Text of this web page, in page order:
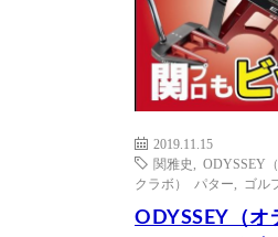
2019.11.15
関雅史
ODYSSEY
クラボ） パター
ゴル
ODYSSEY（